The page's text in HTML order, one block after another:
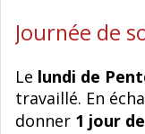
Journée de
Le lundi de
travaillé. En
donner 1 jour